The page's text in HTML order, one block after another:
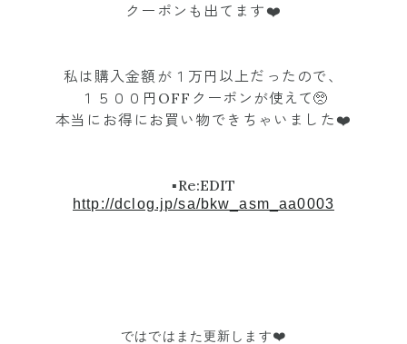
クーポンも出てます❤️
私は購入金額が１万円以上だったので、
１５００円OFFクーポンが使えて🥺
本当にお得にお買い物できちゃいました❤️
▪︎Re:EDIT
http://dclog.jp/sa/bkw_asm_aa0003
ではではまた更新します❤️